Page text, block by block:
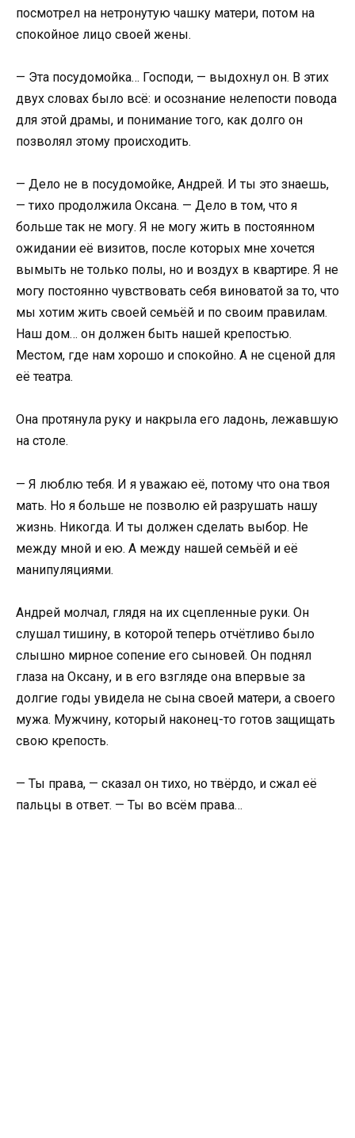
посмотрел на нетронутую чашку матери, потом на
спокойное лицо своей жены.
— Эта посудомойка… Господи, — выдохнул он. В этих
двух словах было всё: и осознание нелепости повода
для этой драмы, и понимание того, как долго он
позволял этому происходить.
— Дело не в посудомойке, Андрей. И ты это знаешь,
— тихо продолжила Оксана. — Дело в том, что я
больше так не могу. Я не могу жить в постоянном
ожидании её визитов, после которых мне хочется
вымыть не только полы, но и воздух в квартире. Я не
могу постоянно чувствовать себя виноватой за то, что
мы хотим жить своей семьёй и по своим правилам.
Наш дом… он должен быть нашей крепостью.
Местом, где нам хорошо и спокойно. А не сценой для
её театра.
Она протянула руку и накрыла его ладонь, лежавшую
на столе.
— Я люблю тебя. И я уважаю её, потому что она твоя
мать. Но я больше не позволю ей разрушать нашу
жизнь. Никогда. И ты должен сделать выбор. Не
между мной и ею. А между нашей семьёй и её
манипуляциями.
Андрей молчал, глядя на их сцепленные руки. Он
слушал тишину, в которой теперь отчётливо было
слышно мирное сопение его сыновей. Он поднял
глаза на Оксану, и в его взгляде она впервые за
долгие годы увидела не сына своей матери, а своего
мужа. Мужчину, который наконец-то готов защищать
свою крепость.
— Ты права, — сказал он тихо, но твёрдо, и сжал её
пальцы в ответ. — Ты во всём права…